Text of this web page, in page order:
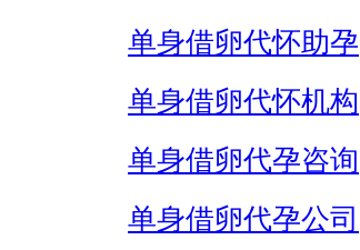
单身借卵代怀助孕
单身借卵代怀机构
单身借卵代孕咨询
单身借卵代孕公司